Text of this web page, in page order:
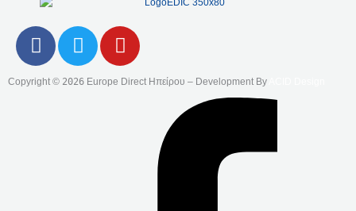
F
A
C
E
T
W
I
Y
O
U
Copyright © 2026 Europe Direct Ηπείρου – Development By